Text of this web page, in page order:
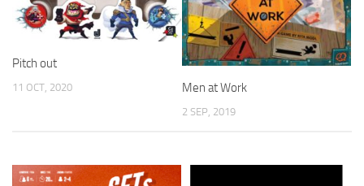
Pitch out
11 OCT, 2020 Men at Work
2 SEP, 2019